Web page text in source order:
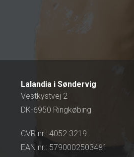
Lalandia i Søndervig
Vestkystvej 2
DK-6950 Ringkøbing
CVR nr.: 4052 3219
EAN nr.: 5790002503481